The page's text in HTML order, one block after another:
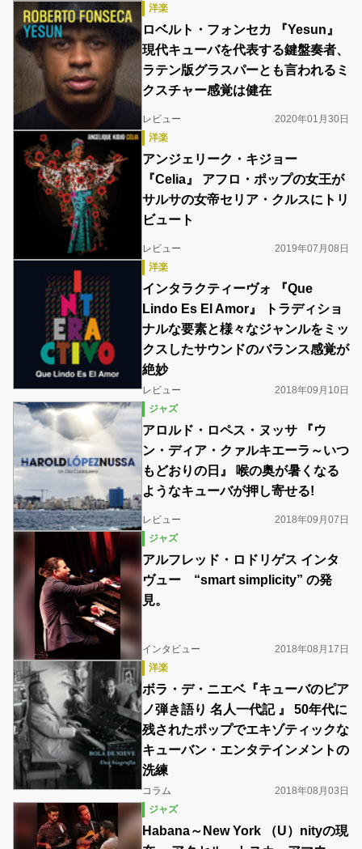
洋楽
ロベルト・フォンセカ 『Yesun』
現代キューバを代表する鍵盤奏者、
ラテン版グラスパーとも言われるミ
クスチャー感覚は健在
レビュー
2020年01月30日
洋楽
アンジェリーク・キジョー
『Celia』 アフロ・ポップの女王が
サルサの女帝セリア・クルスにトリ
ビュート
レビュー
2019年07月08日
洋楽
インタラクティーヴォ 『Que
Lindo Es El Amor』 トラディショ
ナルな要素と様々なジャンルをミッ
クスしたサウンドのバランス感覚が
絶妙
レビュー
2018年09月10日
ジャズ
アロルド・ロペス・ヌッサ 『ウ
ン・ディア・クァルキエーラ～いつ
もどおりの日』 喉の奥が暑くなる
ようなキューバが押し寄せる!
レビュー
2018年09月07日
ジャズ
アルフレッド・ロドリゲス インタ
ヴュー “smart simplicity” の発
見。
インタビュー
2018年08月17日
洋楽
ボラ・デ・ニエベ『キューバのピア
ノ弾き語り 名人一代記 』 50年代に
残されたポップでエキゾティックな
キューバン・エンタテインメントの
洗練
コラム
2018年08月03日
ジャズ
Habana～New York （U）nityの現